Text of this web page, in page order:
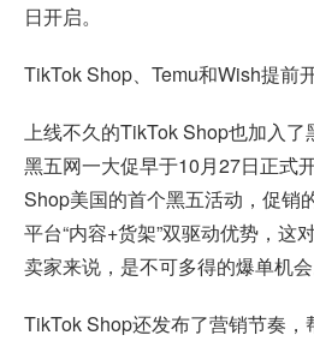
日开启。
TikTok Shop、Temu和Wish提前
上线不久的TikTok Shop也加入
黑五网一大促早于10月27日正式
Shop美国的首个黑五活动，促销
平台“内容+货架”双驱动优势，这
卖家来说，是不可多得的爆单机会
TikTok Shop还发布了营销节奏